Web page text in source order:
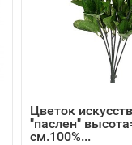
Цветок
"паслен"
см.100%...